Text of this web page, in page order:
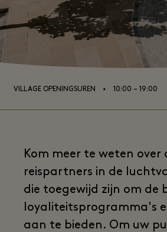
VILLAGE OPENINGSUREN ⬩ 10:00 – 19:00
Kom meer te weten over
reispartners in de
die toegewijd zijn om de
loyaliteitsprogramma's
aan te bieden. Om uw